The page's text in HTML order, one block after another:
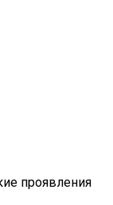
проявления